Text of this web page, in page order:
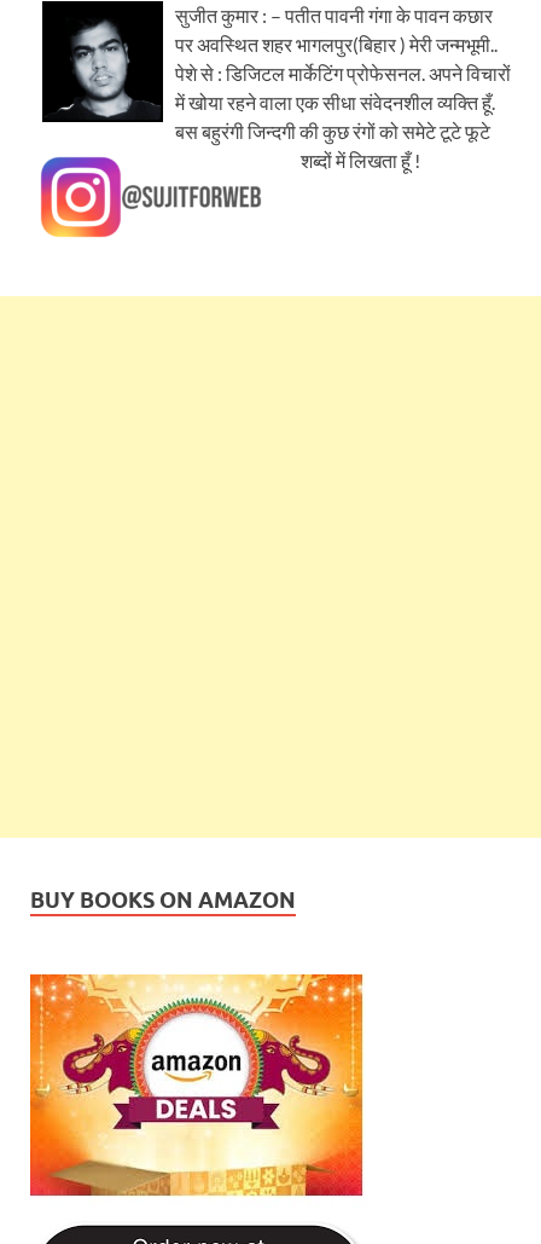
सुजीत कुमार : – पतीत पावनी गंगा के पावन कछार
पर अवस्थित शहर भागलपुर(बिहार ) मेरी जन्मभूमी..
पेशे से : डिजिटल मार्केटिंग प्रोफेसनल. अपने विचारों
में खोया रहने वाला एक सीधा संवेदनशील व्यक्ति हूँ.
बस बहुरंगी जिन्दगी की कुछ रंगों को समेटे टूटे फूटे
शब्दों में लिखता हूँ !
BUY BOOKS ON AMAZON